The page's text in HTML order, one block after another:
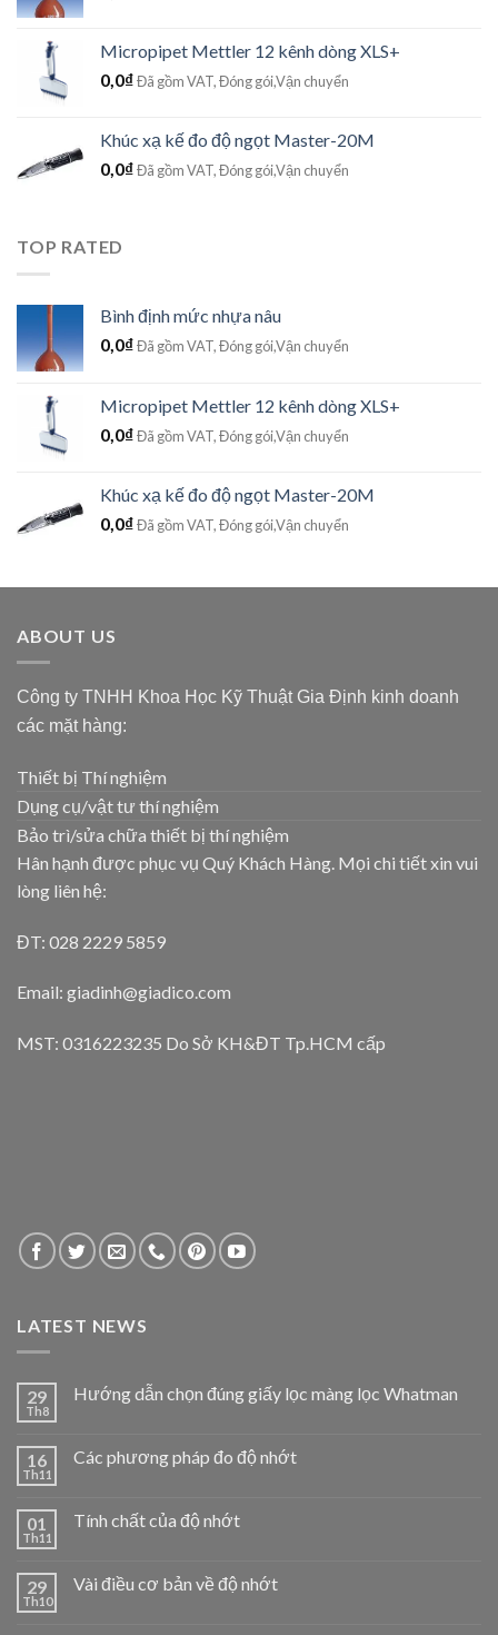
Micropipet Mettler 12 kênh dòng XLS+
0,0₫Đã gồm VAT, Đóng gói,Vận chuyển
Khúc xạ kế đo độ ngọt Master-20M
0,0₫Đã gồm VAT, Đóng gói,Vận chuyển
TOP RATED
Bình định mức nhựa nâu
0,0₫Đã gồm VAT, Đóng gói,Vận chuyển
Micropipet Mettler 12 kênh dòng XLS+
0,0₫Đã gồm VAT, Đóng gói,Vận chuyển
Khúc xạ kế đo độ ngọt Master-20M
0,0₫Đã gồm VAT, Đóng gói,Vận chuyển
ABOUT US
Công ty TNHH Khoa Học Kỹ Thuật Gia Định kinh doanh
các mặt hàng:
Thiết bị Thí nghiệm
Dụng cụ/vật tư thí nghiệm
Bảo trì/sửa chữa thiết bị thí nghiệm
Hân hạnh được phục vụ Quý Khách Hàng. Mọi chi tiết xin vui
lòng liên hệ:
ĐT: 028 2229 5859
Email: giadinh@giadico.com
MST: 0316223235 Do Sở KH&ĐT Tp.HCM cấp
LATEST NEWS
29
Th8
Hướng dẫn chọn đúng giấy lọc màng lọc Whatman
16
Th11
Các phương pháp đo độ nhớt
01
Th11
Tính chất của độ nhớt
29
Th10
Vài điều cơ bản về độ nhớt